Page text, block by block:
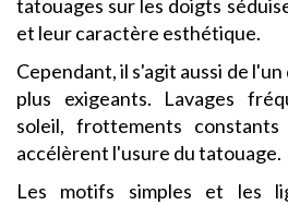
tatouages sur les doigts
et leur caractère esthétique.
Cependant, il s'agit aussi de
plus exigeants. Lavages
soleil, frottements
accélèrent l'usure du tatouage.
Les motifs simples et les